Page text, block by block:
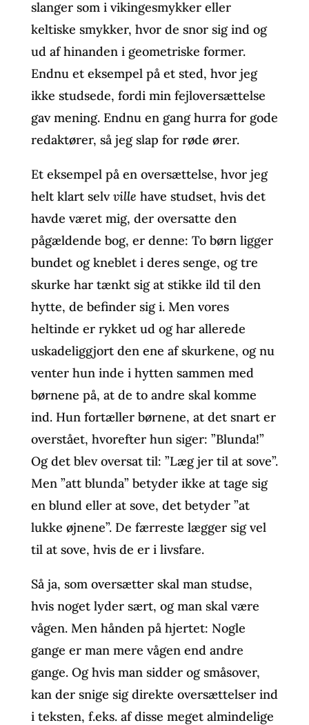
slanger som i vikingesmykker eller
keltiske smykker, hvor de snor sig ind og
ud af hinanden i geometriske former.
Endnu et eksempel på et sted, hvor jeg
ikke studsede, fordi min fejloversættelse
gav mening. Endnu en gang hurra for gode
redaktører, så jeg slap for røde ører.
Et eksempel på en oversættelse, hvor jeg
helt klart selvville have studset, hvis det
havde været mig, der oversatte den
pågældende bog, er denne: To børn ligger
bundet og kneblet i deres senge, og tre
skurke har tænkt sig at stikke ild til den
hytte, de befinder sig i. Men vores
heltinde er rykket ud og har allerede
uskadeliggjort den ene af skurkene, og nu
venter hun inde i hytten sammen med
børnene på, at de to andre skal komme
ind. Hun fortæller børnene, at det snart er
overstået, hvorefter hun siger: ”Blunda!”
Og det blev oversat til: ”Læg jer til at sove”.
Men ”att blunda” betyder ikke at tage sig
en blund eller at sove, det betyder ”at
lukke øjnene”. De færreste lægger sig vel
til at sove, hvis de er i livsfare.
Så ja, som oversætter skal man studse,
hvis noget lyder sært, og man skal være
vågen. Men hånden på hjertet: Nogle
gange er man mere vågen end andre
gange. Og hvis man sidder og småsover,
kan der snige sig direkte oversættelser ind
i teksten, f.eks. af disse meget almindelige